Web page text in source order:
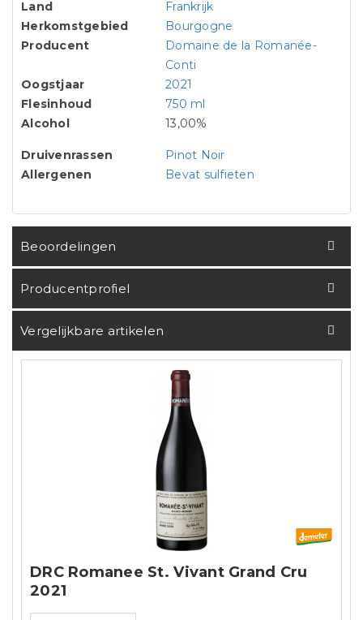
Land
Frankrijk
Herkomstgebied
Bourgogne
Producent
Domaine de la Romanée-
Conti
Oogstjaar
2021
Flesinhoud
750 ml
Alcohol
13,00%
Druivenrassen
Pinot Noir
Allergenen
Bevat sulfieten
Beoordelingen
Producentprofiel
Vergelijkbare artikelen
DRC Romanee St. Vivant Grand Cru
2021